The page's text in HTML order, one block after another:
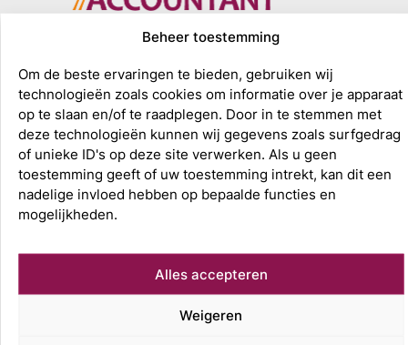
Beheer toestemming
Om de beste ervaringen te bieden, gebruiken wij
technologieën zoals cookies om informatie over je apparaat
op te slaan en/of te raadplegen. Door in te stemmen met
deze technologieën kunnen wij gegevens zoals surfgedrag
of unieke ID's op deze site verwerken. Als u geen
toestemming geeft of uw toestemming intrekt, kan dit een
nadelige invloed hebben op bepaalde functies en
mogelijkheden.
Alles accepteren
Weigeren